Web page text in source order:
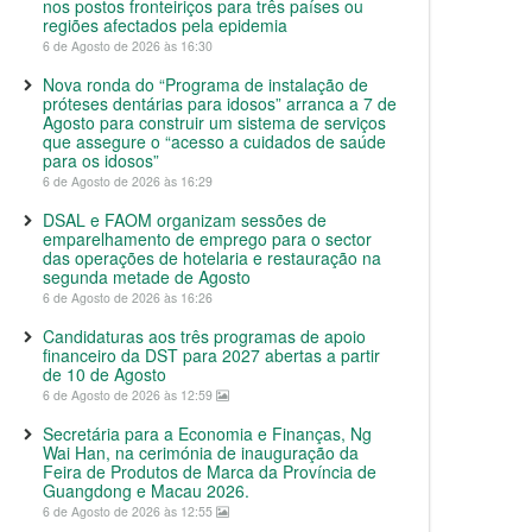
nos postos fronteiriços para três países ou
regiões afectados pela epidemia
6 de Agosto de 2026 às 16:30
Nova ronda do “Programa de instalação de
próteses dentárias para idosos” arranca a 7 de
Agosto para construir um sistema de serviços
que assegure o “acesso a cuidados de saúde
para os idosos”
6 de Agosto de 2026 às 16:29
DSAL e FAOM organizam sessões de
emparelhamento de emprego para o sector
das operações de hotelaria e restauração na
segunda metade de Agosto
6 de Agosto de 2026 às 16:26
Candidaturas aos três programas de apoio
financeiro da DST para 2027 abertas a partir
de 10 de Agosto
6 de Agosto de 2026 às 12:59
Secretária para a Economia e Finanças, Ng
Wai Han, na cerimónia de inauguração da
Feira de Produtos de Marca da Província de
Guangdong e Macau 2026.
6 de Agosto de 2026 às 12:55